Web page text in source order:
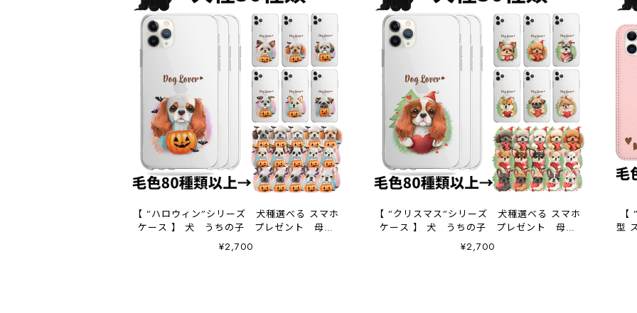
【 ”ハロウィン”シリーズ 犬種選べる スマホ
ケース 】 犬 うちの子 プレゼント 母の
日 Android対応
¥2,700
【 ”クリスマス”シリーズ 犬種選べる スマホ
ケース 】 犬 うちの子 プレゼント 母の
日 Android対応
¥2,700
型